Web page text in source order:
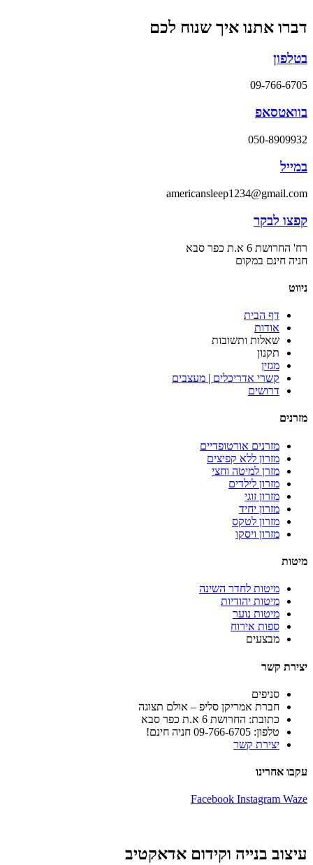
דברו אתנו איך שנוח לכם
בטלפון
09-766-6705
בוואטסאפ
050-8909932
במייל
americansleep1234@gmail.com
קפצו לבקר
רח' החרושת 6 א.ת כפר סבא
חניה חינם במקום
ניווט
דף הבית
אודות
שאלות ותשובות
תקנון
מגזין
קשרי אדריכלים | מעצבים
דרושים
מזרנים
מזרנים אורטופדיים
מזרון ללא קפיצים
מזרן למיטה וחצי
מזרון לילדים
מזרון זוגי
מזרון יחיד
מזרון לטקס
מזרון ויסקו
מיטות
מיטות לחדר השינה
מיטות יהודיות
מיטות נוער
ספות אירוח
מבצעים
יצירת קשר
סניפים
חברת אמריקן סליפ – אולם תצוגה
כתובת: החרושת 6 א.ת כפר סבא
טלפון: 09-766-6705 חניה חינם!
יצירת קשר
עקבו אחרינו
Facebook Instagram Waze
עיצוב בנייה וקידום אדאקטיב